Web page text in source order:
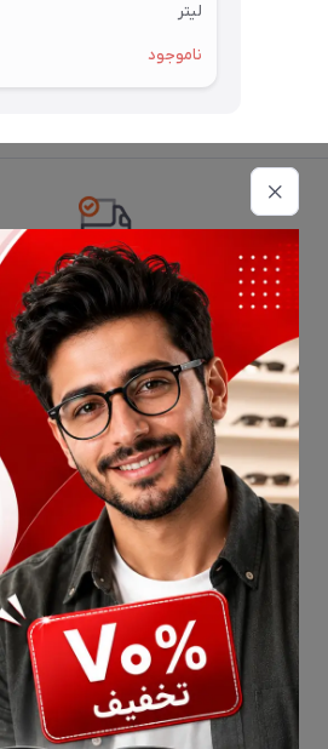
لیتر
ناموجود
تحویل اکسپرس
اطلاعات تماس
02177116909
info@civiliha.com
ارسال فوری در تهران +
درباره فروشگاه عینک و
سیویلیها فروشگاه تخصصی عینک